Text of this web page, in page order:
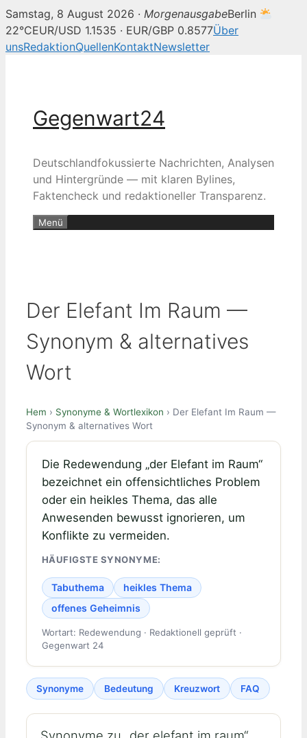
Samstag, 8 August 2026 · MorgenausgabeBerlin
22°CEUR/USD 1.1535 · EUR/GBP 0.8577Über
unsRedaktionQuellenKontaktNewsletter
Gegenwart24
Deutschlandfokussierte Nachrichten, Analysen
und Hintergründe — mit klaren Bylines,
Faktencheck und redaktioneller Transparenz.
Menü
Der Elefant Im Raum —
Synonym & alternatives
Wort
Hem › Synonyme & Wortlexikon › Der Elefant Im Raum —
Synonym & alternatives Wort
Die Redewendung „der Elefant im Raum“
bezeichnet ein offensichtliches Problem
oder ein heikles Thema, das alle
Anwesenden bewusst ignorieren, um
Konflikte zu vermeiden.
HÄUFIGSTE SYNONYME:
Tabuthema
heikles Thema
offenes Geheimnis
Wortart: Redewendung · Redaktionell geprüft ·
Gegenwart 24
Synonyme Bedeutung Kreuzwort FAQ